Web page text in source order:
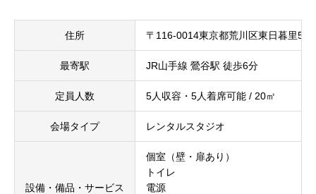
住所 〒116-0014東京都荒川区東日暮里5-
最寄駅 JR山手線 鶯谷駅 徒歩6分
定員人数 5人収容・5人着席可能 / 20㎡
会場タイプ レンタルスタジオ
設備・備品・サービス
個室（壁・扉あり）
トイレ
電源